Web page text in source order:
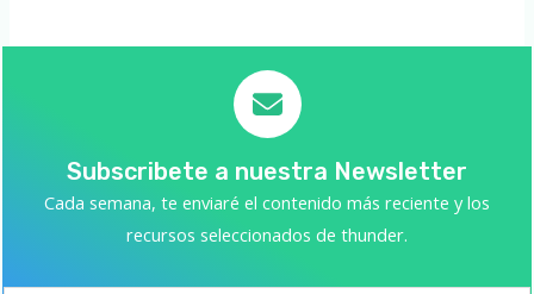
Subscribete a nuestra Newsletter
Cada semana, te enviaré el contenido más reciente y los
recursos seleccionados de thunder.